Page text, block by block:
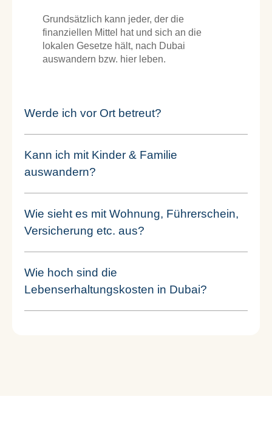
Grundsätzlich kann jeder, der die
finanziellen Mittel hat und sich an die
lokalen Gesetze hält, nach Dubai
auswandern bzw. hier leben.
Werde ich vor Ort betreut?
Kann ich mit Kinder & Familie
auswandern?
Wie sieht es mit Wohnung, Führerschein,
Versicherung etc. aus?
Wie hoch sind die
Lebenserhaltungskosten in Dubai?